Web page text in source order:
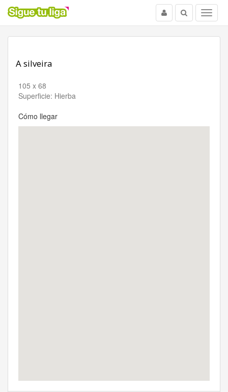
Menu
Buscar
Usuario
A silveira
105 x 68
Superficie: Hierba
Cómo llegar